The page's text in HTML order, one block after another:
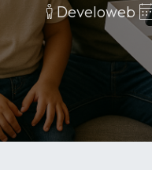
Develoweb